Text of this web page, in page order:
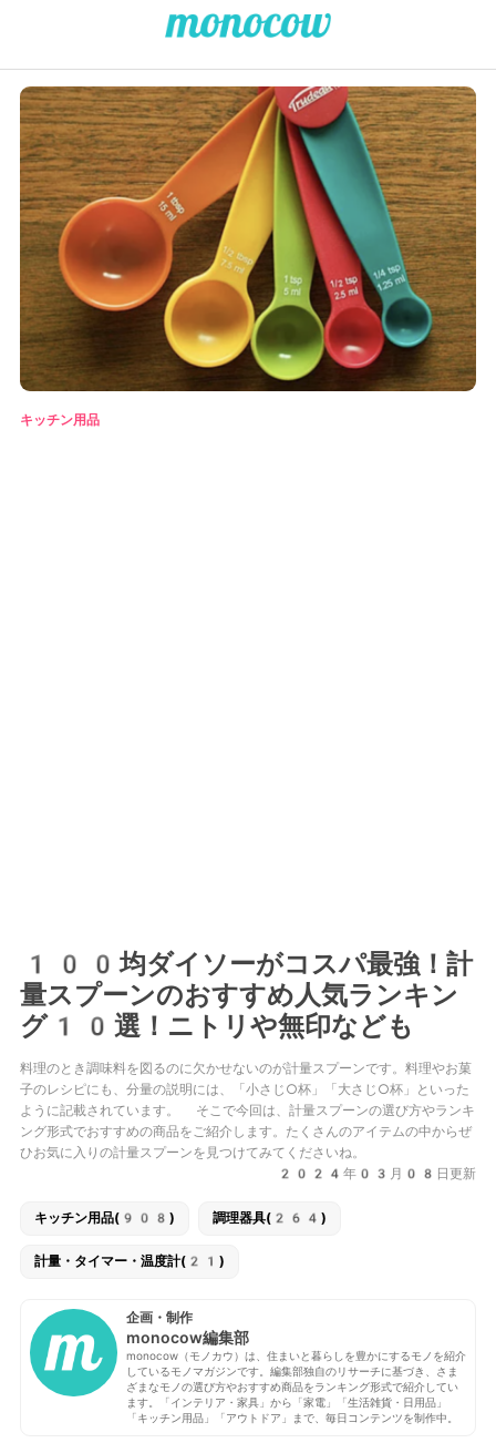
キッチン用品
100均ダイソーがコスパ最強！計
量スプーンのおすすめ人気ランキン
グ10選！ニトリや無印なども
料理のとき調味料を図るのに欠かせないのが計量スプーンです。料理やお菓
子のレシピにも、分量の説明には、「小さじ○杯」「大さじ○杯」といった
ように記載されています。 そこで今回は、計量スプーンの選び方やランキ
ング形式でおすすめの商品をご紹介します。たくさんのアイテムの中からぜ
ひお気に入りの計量スプーンを見つけてみてくださいね。
2024年03月08日更新
キッチン用品(908) 調理器具(264)
計量・タイマー・温度計(21)
企画・制作
monocow編集部
monocow（モノカウ）は、住まいと暮らしを豊かにするモノを紹介
しているモノマガジンです。編集部独自のリサーチに基づき、さま
ざまなモノの選び方やおすすめ商品をランキング形式で紹介してい
ます。「インテリア・家具」から「家電」「生活雑貨・日用品」
「キッチン用品」「アウトドア」まで、毎日コンテンツを制作中。